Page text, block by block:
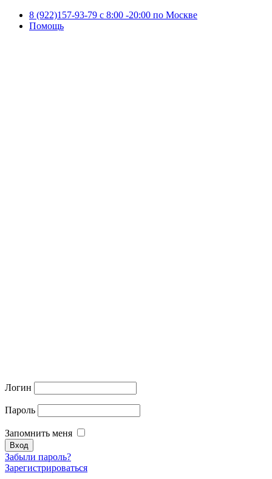
8 (922)157-93-79 c 8:00 -20:00 по Москве
Помощь
Логин
Пароль
Запомнить меня
Забыли пароль?
Зарегистрироваться